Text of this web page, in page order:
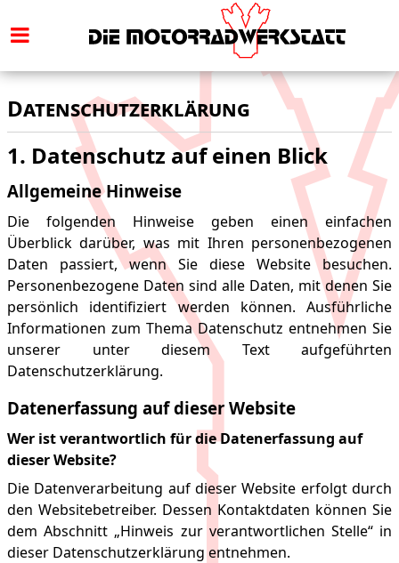
Datenschutz­erklärung
1. Datenschutz auf einen Blick
Allgemeine Hinweise
Die folgenden Hinweise geben einen einfachen
Überblick darüber, was mit Ihren personenbezogenen
Daten passiert, wenn Sie diese Website besuchen.
Personenbezogene Daten sind alle Daten, mit denen Sie
persönlich identifiziert werden können. Ausführliche
Informationen zum Thema Datenschutz entnehmen Sie
unserer unter diesem Text aufgeführten
Datenschutzerklärung.
Datenerfassung auf dieser Website
Wer ist verantwortlich für die Datenerfassung auf
dieser Website?
Die Datenverarbeitung auf dieser Website erfolgt durch
den Websitebetreiber. Dessen Kontaktdaten können Sie
dem Abschnitt „Hinweis zur verantwortlichen Stelle“ in
dieser Datenschutzerklärung entnehmen.